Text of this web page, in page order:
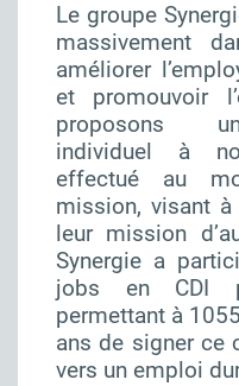
Le groupe
massivement
améliorer
et promouvoir
proposons
individuel à
effectué au
mission, visant
leur mission
Synergie a
jobs en CDI
permettant à
ans de signer ce
vers un emploi